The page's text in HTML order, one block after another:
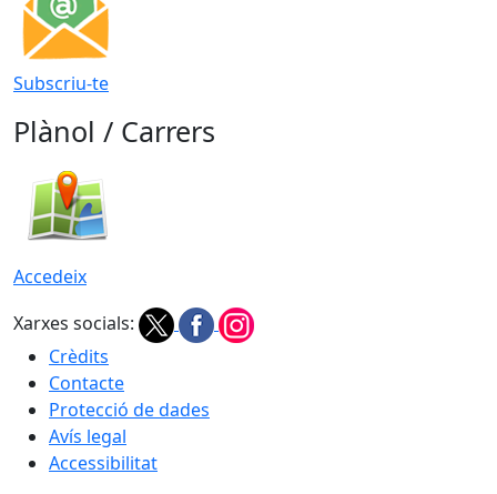
Subscriu-te
Plànol / Carrers
Accedeix
Xarxes socials:
Crèdits
Contacte
Protecció de dades
Avís legal
Accessibilitat